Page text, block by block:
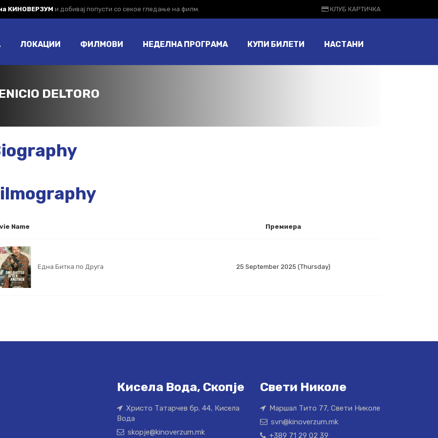
КИНОВЕРЗУМ и добивај попусти со секое гледање на филм. КЛУБ КАРТИЧКА
ЛОКАЦИИ ФИЛМОВИ НЕДЕЛНА ПРОГРАМА КУПИ БИЛЕТИ НАСТАНИ
DELTORO
Name Премиера
Една Битка по Друга 25 September 2025 (Thursday)
Кисела Вода, Скопје
Христо Татарчев бр. 44, Кисела
Вода
skopje@kinoverzum.mk
Свети Николе
Маршал Тито 77, Свети Николе
svn@kinoverzum.mk
+389 71 29 02 39